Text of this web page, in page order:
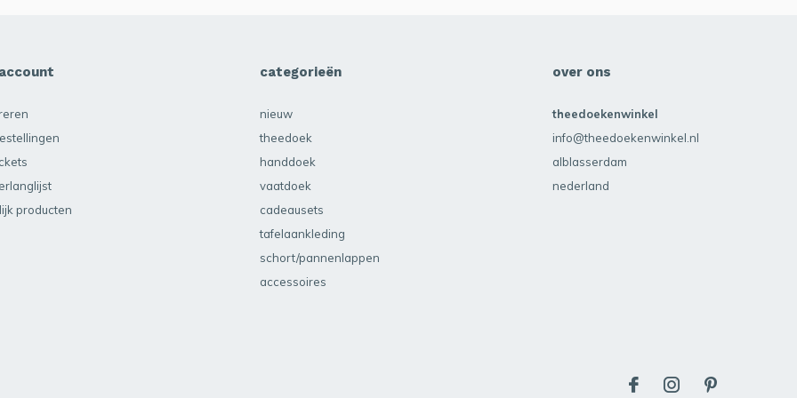
producten
categorieën
nieuw
theedoek
handdoek
vaatdoek
cadeausets
tafelaankleding
schort/pannenlappen
accessoires
over ons
theedoekenwinkel
info@theedoekenwinkel.nl
alblasserdam
nederland